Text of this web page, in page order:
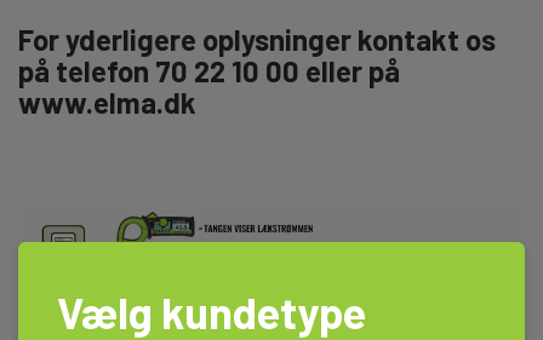
For yderligere oplysninger kontakt os
på telefon 70 22 10 00 eller på
www.elma.dk
Vælg kundetype